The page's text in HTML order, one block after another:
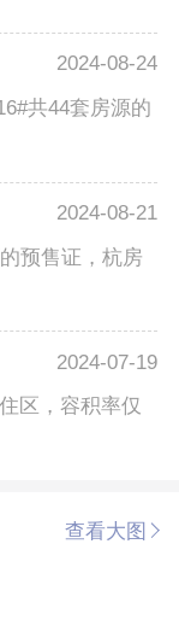
2024-08-24
共44套房源的
2024-08-21
预售证，杭房
2024-07-19
区，容积率仅
查看大图